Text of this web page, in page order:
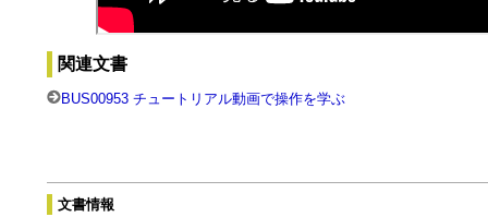
関連文書
BUS00953 チュートリアル動画で操作を学ぶ
文書情報